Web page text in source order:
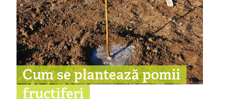
Cum se plantează pomii
fructiferi